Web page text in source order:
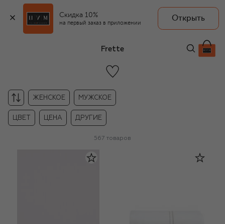
Скидка 10%
на первый заказ в приложении
Открыть
Frette
ЖЕНСКОЕ МУЖСКОЕ
ЦВЕТ ЦЕНА ДРУГИЕ
567 товаров